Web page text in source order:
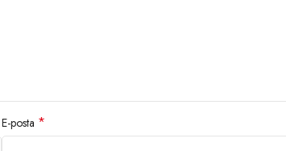
E-posta *